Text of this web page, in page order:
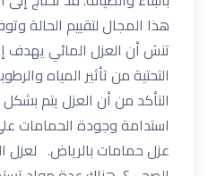
هذا المجال لتقييم الحالة
تنسَ أن العزل المائي يهدف
التحتية من تأثير المياه
التأكد من أن العزل يتم
استدامة وجودة الحمامات
عزل حمامات بالرياض. لعزل